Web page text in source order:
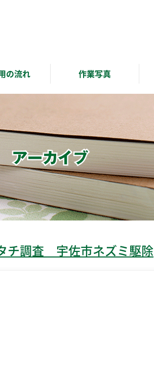
の流れ 作業写真
チ調査 宇佐市ネズミ駆除